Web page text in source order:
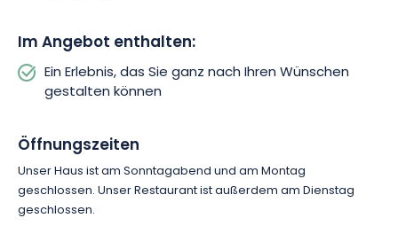
Im Angebot enthalten:
Ein Erlebnis, das Sie ganz nach Ihren Wünschen
gestalten können
Öffnungszeiten
Unser Haus ist am Sonntagabend und am Montag
geschlossen. Unser Restaurant ist außerdem am Dienstag
geschlossen.